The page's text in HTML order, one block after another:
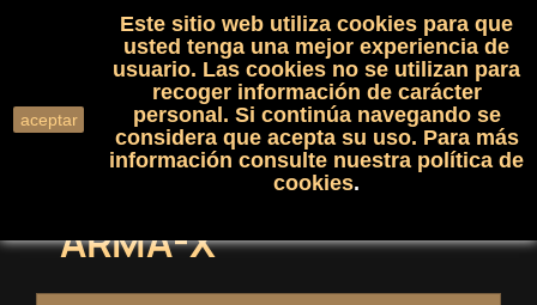
shopping_cart(0)

search
ARMA-X
aceptar
Este sitio web utiliza cookies para que
usted tenga una mejor experiencia de
usuario. Las cookies no se utilizan para
recoger información de carácter
personal. Si continúa navegando se
considera que acepta su uso. Para más
información consulte nuestra política de
cookies.